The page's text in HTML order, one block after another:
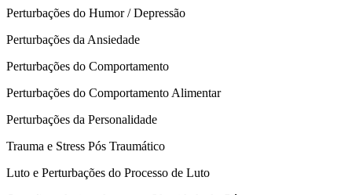
Perturbações do Humor / Depressão
Perturbações da Ansiedade
Perturbações do Comportamento
Perturbações do Comportamento Alimentar
Perturbações da Personalidade
Trauma e Stress Pós Traumático
Luto e Perturbações do Processo de Luto